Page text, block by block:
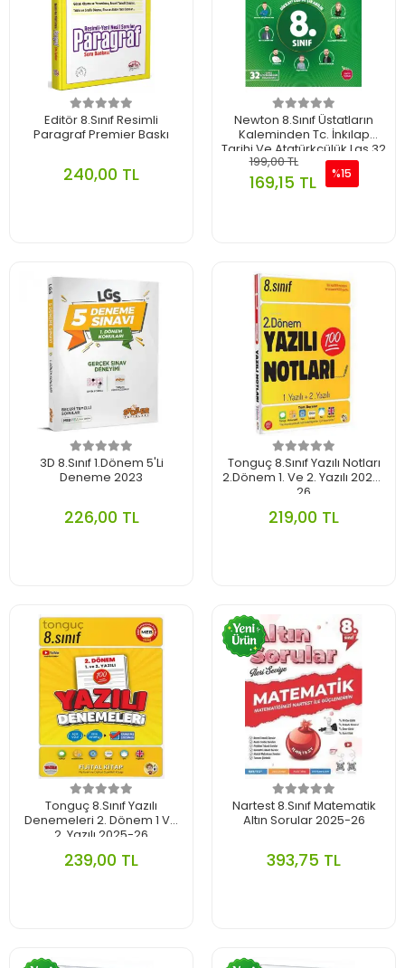
Editör 8.Sınıf Resimli
Paragraf Premier Baskı
240,00 TL
Newton 8.Sınıf Üstatların
Kaleminden Tc. İnkılap
Tarihi Ve Atatürkçülük Lgs 32
Li Branş Denemesi 2025-26
199,00 TL
169,15 TL %15
3D 8.Sınıf 1.Dönem 5'Li
Deneme 2023
226,00 TL
Tonguç 8.Sınıf Yazılı Notları
2.Dönem 1. Ve 2. Yazılı 2025-
26
219,00 TL
Tonguç 8.Sınıf Yazılı
Denemeleri 2. Dönem 1 Ve
2. Yazılı 2025-26
239,00 TL
Nartest 8.Sınıf Matematik
Altın Sorular 2025-26
393,75 TL